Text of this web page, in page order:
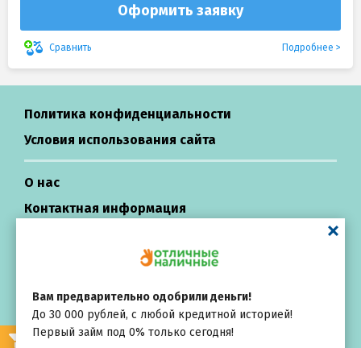
Оформить заявку
Сравнить Подробнее
Вам предварительно одобрили деньги!
До 30 000 рублей, с любой кредитной историей!
Первый займ под 0% только сегодня!
Политика конфиденциальности
Условия использования сайта
О нас
Контактная информация
Займы в России
All rights reserved ©